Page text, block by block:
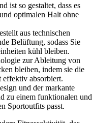
ist so gestaltet, dass es
optimalen Halt ohne
aus technischen
Belüftung, sodass Sie
kühl bleiben.
zur Ableitung von
bleiben, indem sie die
absorbiert.
und der markante
zu einem funktionalen und
Sportoutfits passt.